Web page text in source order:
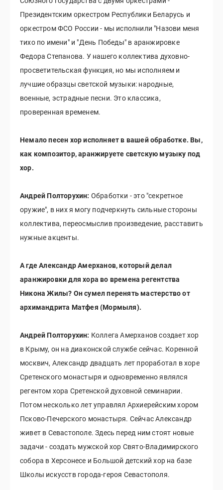
Президентским оркестром Республики Беларусь и
оркестром ФСО России - мы исполнили "Назови меня
тихо по имени" и "День Победы" в аранжировке
Федора Степанова. У нашего коллектива духовно-
просветительская функция, но мы исполняем и
лучшие образцы светской музыки: народные,
военные, эстрадные песни. Это классика,
проверенная временем.
Немало песен хор исполняет в вашей обработке. Вы,
как композитор, аранжируете светскую музыку под
хор.
Андрей Полторухин: Обработки - это "секретное
оружие", в них я могу подчеркнуть сильные стороны
коллектива, переосмыслив произведение, расставить
нужные акценты.
А где Александр Амерханов, который делал
аранжировки для хора во времена регентства
Никона Жилы? Он сумел перенять мастерство от
архимандрита Матфея (Мормыля).
Андрей Полторухин: Коллега Амерханов создает хор
в Крыму, он на диаконской службе сейчас. Коренной
москвич, Александр двадцать лет проработал в хоре
Сретенского монастыря и одновременно являлся
регентом хора Сретенской духовной семинарии.
Потом несколько лет управлял Архиерейским хором
Псково-Печерского монастыря. Сейчас Александр
живет в Севастополе. Здесь перед ним стоят новые
задачи - создать мужской хор Свято-Владимирского
собора в Херсонесе и Большой детский хор на базе
Школы искусств города-героя Севастополя.